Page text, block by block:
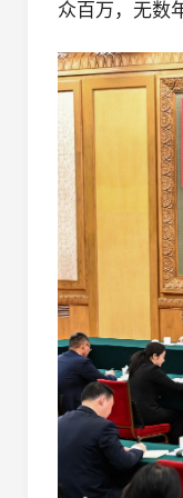
众百万，无数